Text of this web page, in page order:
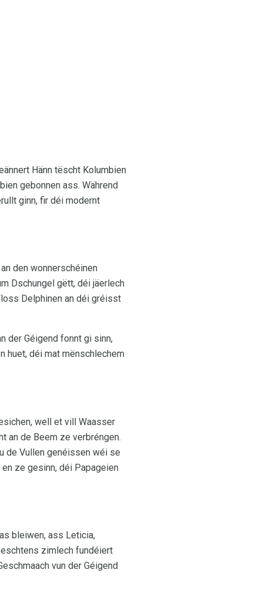
Hänn tëscht Kolumbien
gebonnen ass. Während
ginn, fir déi modernt
den wonnerschéinen
Dschungel gëtt, déi jäerlech
Delphinen an déi gréisst
der Géigend fonnt gi sinn,
huet, déi mat mënschlechem
well et vill Waasser
an de Beem ze verbréngen.
de Vullen genéissen wéi se
ze gesinn, déi Papageien
bleiwen, ass Leticia,
zimlech fundéiert
vun der Géigend